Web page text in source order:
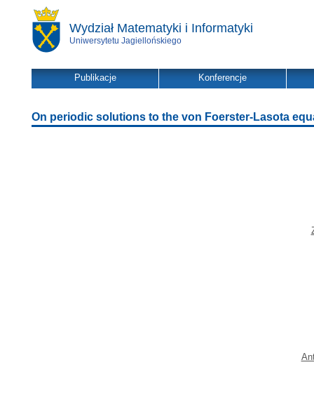
Wydział Matematyki i Informatyki
Uniwersytetu Jagiellońskiego
Publikacje Konferencje
On periodic solutions to the von Foerster-Lasota